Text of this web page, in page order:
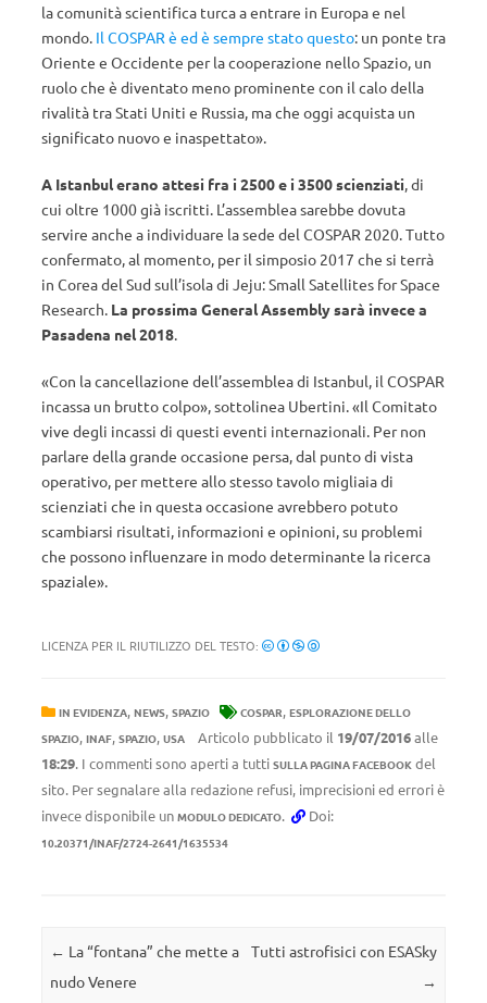
la comunità scientifica turca a entrare in Europa e nel
mondo. Il COSPAR è ed è sempre stato questo: un ponte tra
Oriente e Occidente per la cooperazione nello Spazio, un
ruolo che è diventato meno prominente con il calo della
rivalità tra Stati Uniti e Russia, ma che oggi acquista un
significato nuovo e inaspettato».
A Istanbul erano attesi fra i 2500 e i 3500 scienziati, di
cui oltre 1000 già iscritti. L’assemblea sarebbe dovuta
servire anche a individuare la sede del COSPAR 2020. Tutto
confermato, al momento, per il simposio 2017 che si terrà
in Corea del Sud sull’isola di Jeju: Small Satellites for Space
Research. La prossima General Assembly sarà invece a
Pasadena nel 2018.
«Con la cancellazione dell’assemblea di Istanbul, il COSPAR
incassa un brutto colpo», sottolinea Ubertini. «Il Comitato
vive degli incassi di questi eventi internazionali. Per non
parlare della grande occasione persa, dal punto di vista
operativo, per mettere allo stesso tavolo migliaia di
scienziati che in questa occasione avrebbero potuto
scambiarsi risultati, informazioni e opinioni, su problemi
che possono influenzare in modo determinante la ricerca
spaziale».
LICENZA PER IL RIUTILIZZO DEL TESTO:
IN EVIDENZA, NEWS, SPAZIO COSPAR, ESPLORAZIONE DELLO
SPAZIO, INAF, SPAZIO, USA Articolo pubblicato il 19/07/2016alle
18:29. I commenti sono aperti a tutti SULLA PAGINA FACEBOOK del
sito. Per segnalare alla redazione refusi, imprecisioni ed errori è
invece disponibile un MODULO DEDICATO. Doi:
10.20371/INAF/2724-2641/1635534
Navigazione articolo
← La “fontana” che mette a
nudo Venere
Tutti astrofisici con ESASky
→